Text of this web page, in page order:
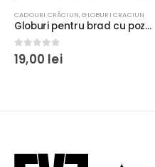
CADOURI CRĂCIUN,GLOBURI CRACIUN
Globuri pentru brad cu poza, faţă/verso, formă de stea, 9x9cm, cadou Crăciun ieftin
0out of 5
19,00 lei